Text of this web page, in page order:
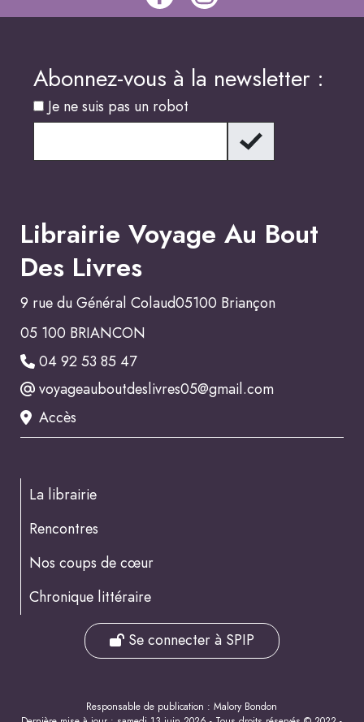
Abonnez-vous à la newsletter :
Je ne suis pas un robot
Librairie Voyage Au Bout
Des Livres
9 rue du Général Colaud05100 Briançon
05 100 BRIANCON
04 92 53 85 47
voyageauboutdeslivres05@gmail.com
Accès
La librairie
Rencontres
Nos coups de cœur
Chronique littéraire
Se connecter à SPIP
Responsable de publication : Malory Bondon